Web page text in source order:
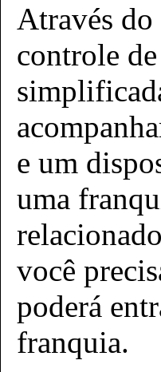
Através
controle
e um
uma
você
poderá
franquia.